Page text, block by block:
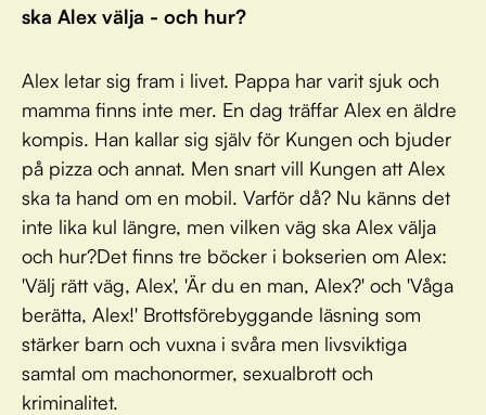
ska Alex välja - och hur?
Alex letar sig fram i livet. Pappa har varit sjuk och
mamma finns inte mer. En dag träffar Alex en äldre
kompis. Han kallar sig själv för Kungen och bjuder
på pizza och annat. Men snart vill Kungen att Alex
ska ta hand om en mobil. Varför då? Nu känns det
inte lika kul längre, men vilken väg ska Alex välja
och hur?Det finns tre böcker i bokserien om Alex:
'Välj rätt väg, Alex', 'Är du en man, Alex?' och 'Våga
berätta, Alex!' Brottsförebyggande läsning som
stärker barn och vuxna i svåra men livsviktiga
samtal om machonormer, sexualbrott och
kriminalitet.